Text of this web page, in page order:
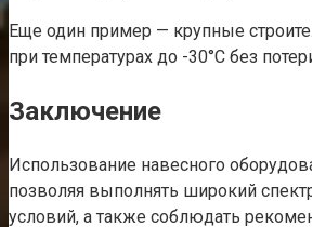
Еще один пример — крупные
при температурах до -30°С без
Заключение
Использование навесного
позволяя выполнять широкий
условий, а также соблюдать